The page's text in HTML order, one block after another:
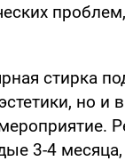
стирка
но и
3-4